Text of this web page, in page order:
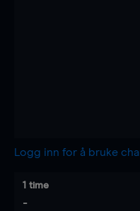
Logg inn for å bruke
1 time
-